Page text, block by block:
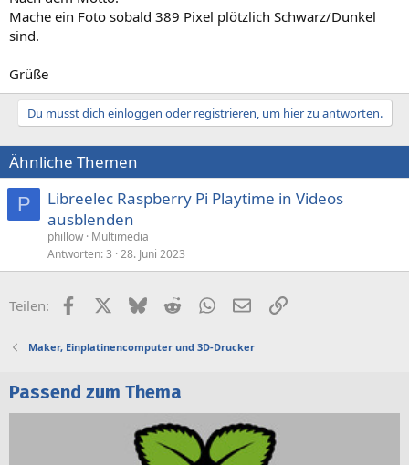
Mache ein Foto sobald 389 Pixel plötzlich Schwarz/Dunkel
sind.
Grüße
Du musst dich einloggen oder registrieren, um hier zu antworten.
Ähnliche Themen
P
Libreelec Raspberry Pi Playtime in Videos
ausblenden
phillow Multimedia
Antworten 3 28. Juni 2023
Teilen: FacebookX (Twitter)
BlueskyRedditWhatsApp
E-MailLink
Maker, Einplatinencomputer und 3D-Drucker
Passend zum Thema